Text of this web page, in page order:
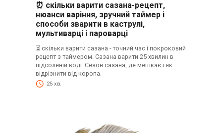
⏰ скільки варити сазана-рецепт,
нюанси варіння, зручний таймер і
способи зварити в каструлі,
мультиварці і пароварці
⏳ скільки варити сазана - точний час і покроковий
рецепт з таймером. Сазана варити 25 хвилин в
підсоленій воді. Сезон сазана, де мешкає і як
відрізнити від коропа.
25 хв.